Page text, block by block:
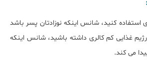
استفاده کنید، شانس اینکه نوزادتان پسر باشد
غذایی کم کالری داشته باشید، شانس اینکه
می کند.